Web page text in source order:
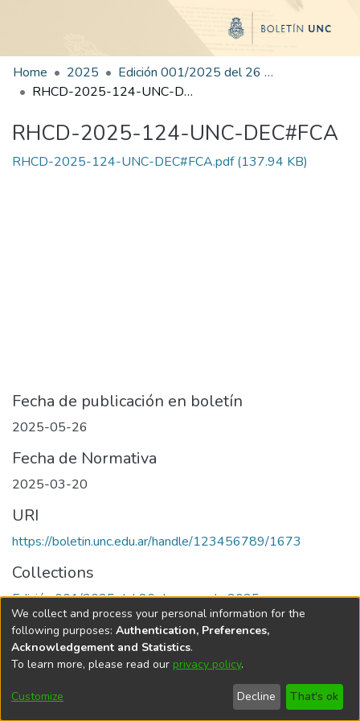
Home 2025
Edición 001/2025 del 26 de mayo de 2025
RHCD-2025-124-UNC-DEC#FCA
RHCD-2025-124-UNC-DEC#FCA
RHCD-2025-124-UNC-DEC#FCA.pdf(137.94 KB)
Fecha de publicación en boletín
2025-05-26
Fecha de Normativa
2025-03-20
URI
https://boletin.unc.edu.ar/handle/123456789/1673
Collections
Edición 001/2025 del 26 de mayo de 2025
Universidad Nacional de Córdoba
We collect and process your personal information for the
following purposes: Authentication, Preferences,
Acknowledgement and Statistics.
To learn more, please read our privacy policy.
Customize Decline That's ok